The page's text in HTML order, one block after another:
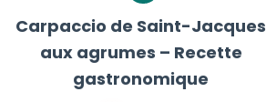
Carpaccio de Saint-Jacques
aux agrumes – Recette
gastronomique